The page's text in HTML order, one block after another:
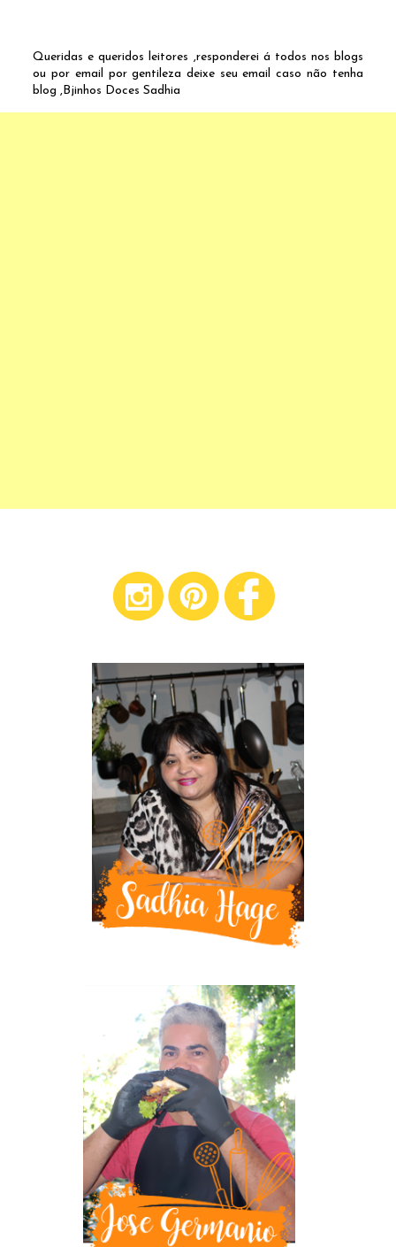
Queridas e queridos leitores ,responderei á todos nos blogs
ou por email por gentileza deixe seu email caso não tenha
blog ,Bjinhos Doces Sadhia